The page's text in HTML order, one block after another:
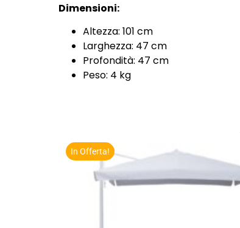
Dimensioni:
Altezza: 101 cm
Larghezza: 47 cm
Profondità: 47 cm
Peso: 4 kg
In Offerta!